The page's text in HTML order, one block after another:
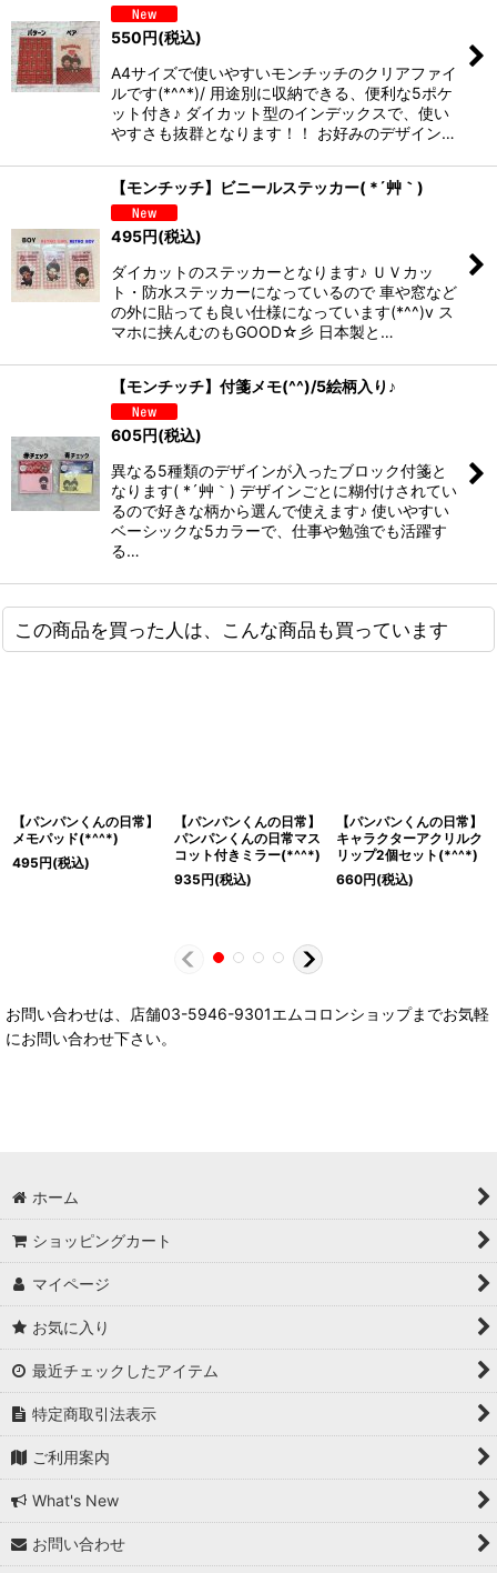
550円(税込)
A4サイズで使いやすいモンチッチのクリアファイ
ルです(*^^*)/ 用途別に収納できる、便利な5ポケ
ット付き♪ ダイカット型のインデックスで、使い
やすさも抜群となります！！ お好みのデザイン…
【モンチッチ】ビニールステッカー( *´艸｀)
495円(税込)
ダイカットのステッカーとなります♪ ＵＶカッ
ト・防水ステッカーになっているので 車や窓など
の外に貼っても良い仕様になっています(*^^)v ス
マホに挟んむのもGOOD☆彡 日本製と…
【モンチッチ】付箋メモ(^^)/5絵柄入り♪
605円(税込)
異なる5種類のデザインが入ったブロック付箋と
なります( *´艸｀) デザインごとに糊付けされてい
るので好きな柄から選んで使えます♪ 使いやすい
ベーシックな5カラーで、仕事や勉強でも活躍す
る…
この商品を買った人は、こんな商品も買っています
【パンパンくんの日常】
メモパッド(*^^*)
495円(税込)
【パンパンくんの日常】
パンパンくんの日常マス
コット付きミラー(*^^*)
935円(税込)
【パンパンくんの日常】
キャラクターアクリルク
リップ2個セット(*^^*)
660円(税込)
お問い合わせは、店舗03-5946-9301エムコロンショップまでお気軽
にお問い合わせ下さい。
ホーム
ショッピングカート
マイページ
お気に入り
最近チェックしたアイテム
特定商取引法表示
ご利用案内
What's New
お問い合わせ